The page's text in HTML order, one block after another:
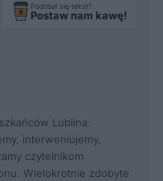
Podobał się tekst?
Postaw nam kawę!
Lublina.
interweniujemy,
czytelnikom
Wielokrotnie zdobyte